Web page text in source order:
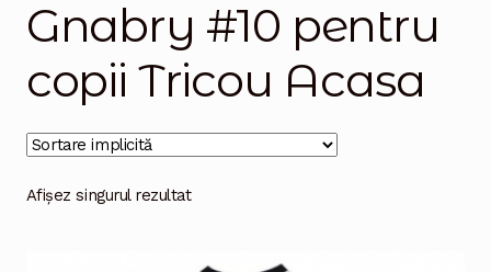
Gnabry #10 pentru
copii Tricou Acasa
Afișez singurul rezultat